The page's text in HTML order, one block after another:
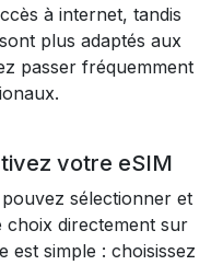
à internet, tandis
plus adaptés aux
passer fréquemment
votre eSIM
sélectionner et
directement sur
est simple : choisissez